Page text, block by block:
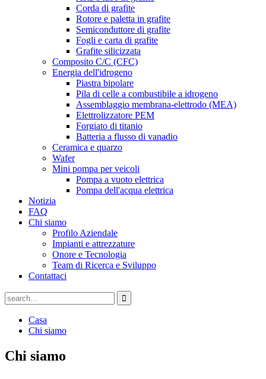
Corda di grafite
Rotore e paletta in grafite
Semiconduttore di grafite
Fogli e carta di grafite
Grafite silicizzata
Composito C/C (CFC)
Energia dell'idrogeno
Piastra bipolare
Pila di celle a combustibile a idrogeno
Assemblaggio membrana-elettrodo (MEA)
Elettrolizzatore PEM
Forgiato di titanio
Batteria a flusso di vanadio
Ceramica e quarzo
Wafer
Mini pompa per veicoli
Pompa a vuoto elettrica
Pompa dell'acqua elettrica
Notizia
FAQ
Chi siamo
Profilo Aziendale
Impianti e attrezzature
Onore e Tecnologia
Team di Ricerca e Sviluppo
Contattaci
Casa
Chi siamo
Chi siamo